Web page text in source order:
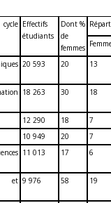
Effectifs
étudiants
Dont %
de
femmes
20 593 20 13
18 263 30 18
12 290 18 7
10 949 20 7
11 013 17 6
et 9 976 58 19